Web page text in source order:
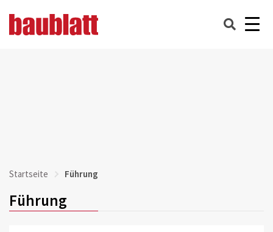
Startseite Führung
Führung